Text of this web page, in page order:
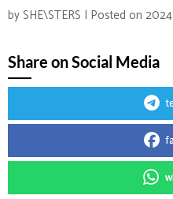
by SHE\STERS | Posted on
Share on Social Media